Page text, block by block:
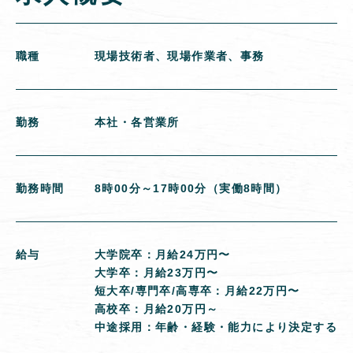
職種 現場技術者、現場作業者、事務
勤務 本社・各営業所
勤務時間 8時00分～17時00分（実働8時間）
給与
大学院卒：月給24万円〜
大学卒：月給23万円〜
短大卒/専門卒/高専卒：月給22万円〜
高校卒：月給20万円～
中途採用：年齢・経験・能力により決定する